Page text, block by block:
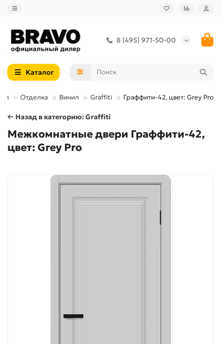
8 (495) 971-50-00
Каталог
Отделка Винил Graffiti Граффити-42, цвет: Grey Pro
← Назад в категорию: Graffiti
Межкомнатные двери Граффити-42,
цвет: Grey Pro